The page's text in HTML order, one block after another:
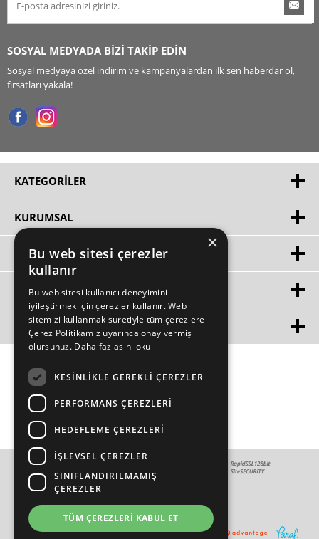
SOSYAL MEDYADA BİZİ TAKİP EDİN
Sosyal medyaya özel indirim ve kampanyalardan ilk sen haberdar ol,
fırsatları yakala!
KATEGORILER
KURUMSAL
HIZLI ERIŞIM
ÜYE
MÜŞTERİ HİZMETLERİ
×
Bu web sitesi çerezler
kullanır
Bu web sitesi kullanıcı deneyimini
iyileştirmek için çerezler kullanır. Web
sitemizi kullanmak suretiyle tüm çerezlere
Çerez Politikamız uyarınca onay vermiş
olursunuz. Daha fazlasını oku
KESINLIKLE GEREKLI ÇEREZLER
PERFORMANS ÇEREZLERI
HEDEFLEME ÇEREZLERI
İŞLEVSEL ÇEREZLER
SINIFLANDIRILMAMIŞ
ÇEREZLER
TÜM ÇEREZLERI KABUL ET